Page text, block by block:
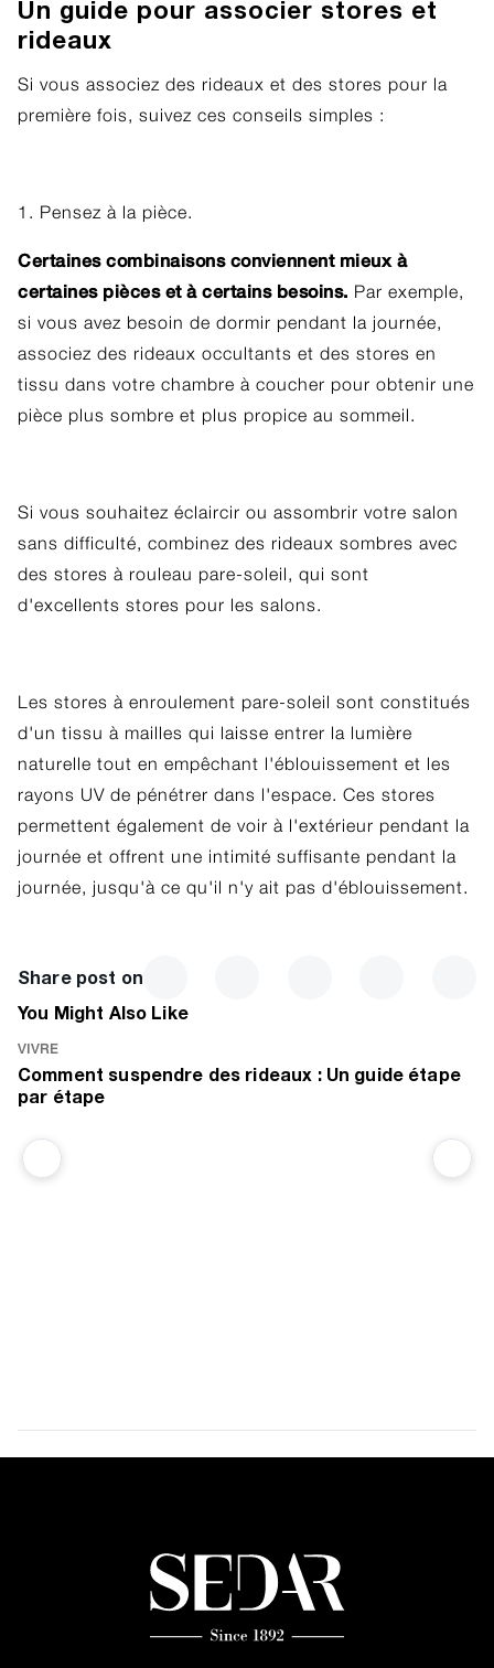
Un guide pour associer stores et
rideaux
Si vous associez des rideaux et des stores pour la
première fois, suivez ces conseils simples :
1. Pensez à la pièce.
Certaines combinaisons conviennent mieux à
certaines pièces et à certains besoins. Par exemple,
si vous avez besoin de dormir pendant la journée,
associez des rideaux occultants et des stores en
tissu dans votre chambre à coucher pour obtenir une
pièce plus sombre et plus propice au sommeil.
Si vous souhaitez éclaircir ou assombrir votre salon
sans difficulté, combinez des rideaux sombres avec
des stores à rouleau pare-soleil, qui sont
d'excellents stores pour les salons.
Les stores à enroulement pare-soleil sont constitués
d'un tissu à mailles qui laisse entrer la lumière
naturelle tout en empêchant l'éblouissement et les
rayons UV de pénétrer dans l'espace. Ces stores
permettent également de voir à l'extérieur pendant la
journée et offrent une intimité suffisante pendant la
journée, jusqu'à ce qu'il n'y ait pas d'éblouissement.
Share post on
You Might Also Like
VIVRE
Comment suspendre des rideaux : Un guide étape
par étape